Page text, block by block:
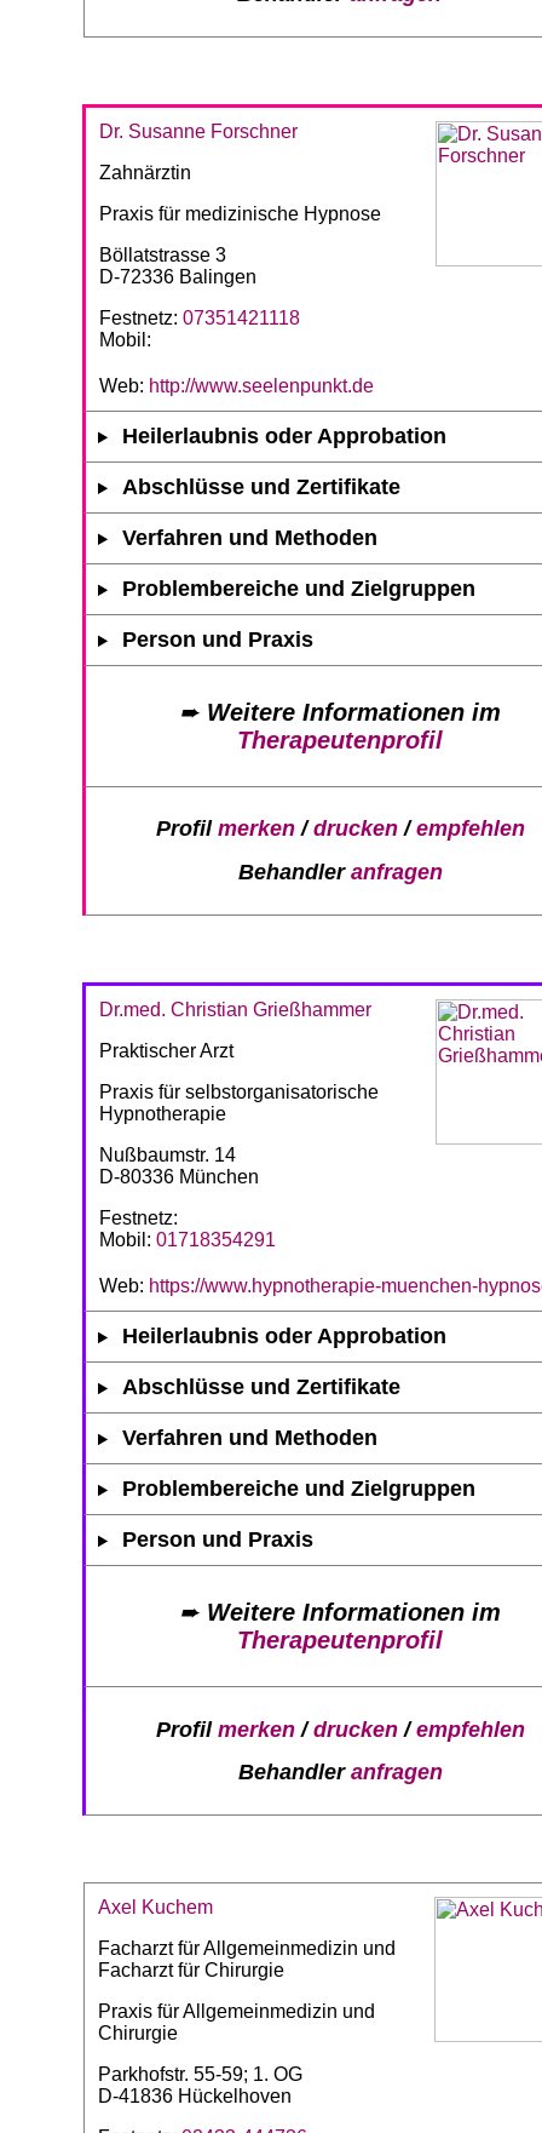
Dr. Susanne Forschner
Zahnärztin
Praxis für medizinische Hypnose
Böllatstrasse 3
D-72336 Balingen
Festnetz: 07351421118
Mobil:
Web: http://www.seelenpunkt.de
Heilerlaubnis oder Approbation
Abschlüsse und Zertifikate
Verfahren und Methoden
Problembereiche und Zielgruppen
Person und Praxis
➨ Weitere Informationen im
Therapeutenprofil
Profil merken/drucken/empfehlen
Behandler anfragen
Dr.med. Christian Grießhammer
Praktischer Arzt
Praxis für selbstorganisatorische
Hypnotherapie
Nußbaumstr. 14
D-80336 München
Festnetz:
Mobil: 01718354291
Web: https://www.hypnotherapie-muenchen-
Heilerlaubnis oder Approbation
Abschlüsse und Zertifikate
Verfahren und Methoden
Problembereiche und Zielgruppen
Person und Praxis
➨ Weitere Informationen im
Therapeutenprofil
Profil merken/drucken/empfehlen
Behandler anfragen
Axel Kuchem
Facharzt für Allgemeinmedizin und
Facharzt für Chirurgie
Praxis für Allgemeinmedizin und
Chirurgie
Parkhofstr. 55-59; 1. OG
D-41836 Hückelhoven